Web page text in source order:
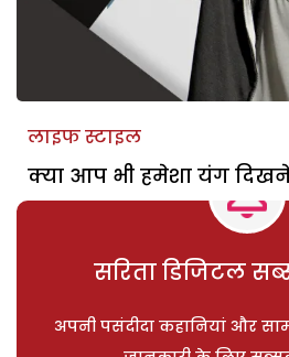
लाइफ स्टाइल
क्या आप भी हमेशा यंग
सरिता डिजिटल
अपनी पसंदीदा कहानियां और